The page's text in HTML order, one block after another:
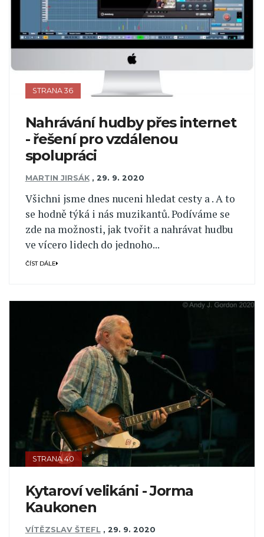
STRANA 36
Nahrávání hudby přes internet
- řešení pro vzdálenou
spolupráci
MARTIN JIRSÁK , 29. 9. 2020
Všichni jsme dnes nuceni hledat cesty a . A to
se hodně týká i nás muzikantů. Podíváme se
zde na možnosti, jak tvořit a nahrávat hudbu
ve vícero lidech do jednoho...
ČÍST DÁLE
STRANA 40
Kytaroví velikáni - Jorma
Kaukonen
VÍTĚZSLAV ŠTEFL , 29. 9. 2020